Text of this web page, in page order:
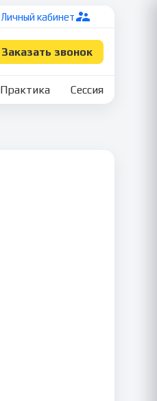
Личный кабинет
Заказать звонок
Практика Сессия